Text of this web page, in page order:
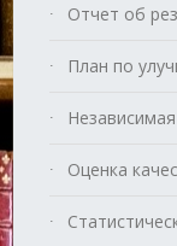
Отчет об
План по
Оценка